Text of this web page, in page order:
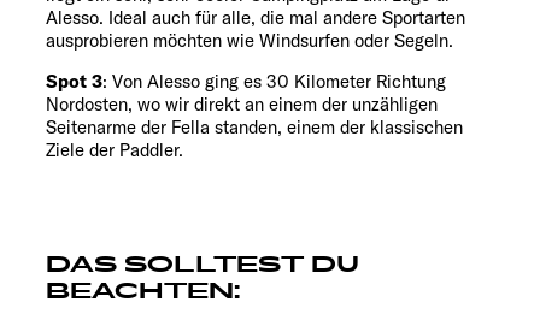
Alesso. Ideal auch für alle, die mal andere Sportarten
ausprobieren möchten wie Windsurfen oder Segeln.
Spot 3: Von Alesso ging es 30 Kilometer Richtung
Nordosten, wo wir direkt an einem der unzähligen
Seitenarme der Fella standen, einem der klassischen
Ziele der Paddler.
DAS SOLLTEST DU
BEACHTEN: